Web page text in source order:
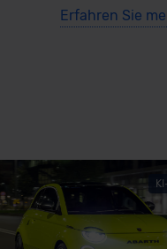
Erfahren Sie